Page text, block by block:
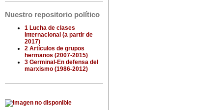
Nuestro repositorio político
1 Lucha de clases
internacional (a partir de
2017)
2 Artículos de grupos
hermanos (2007-2015)
3 Germinal-En defensa del
marxismo (1986-2012)